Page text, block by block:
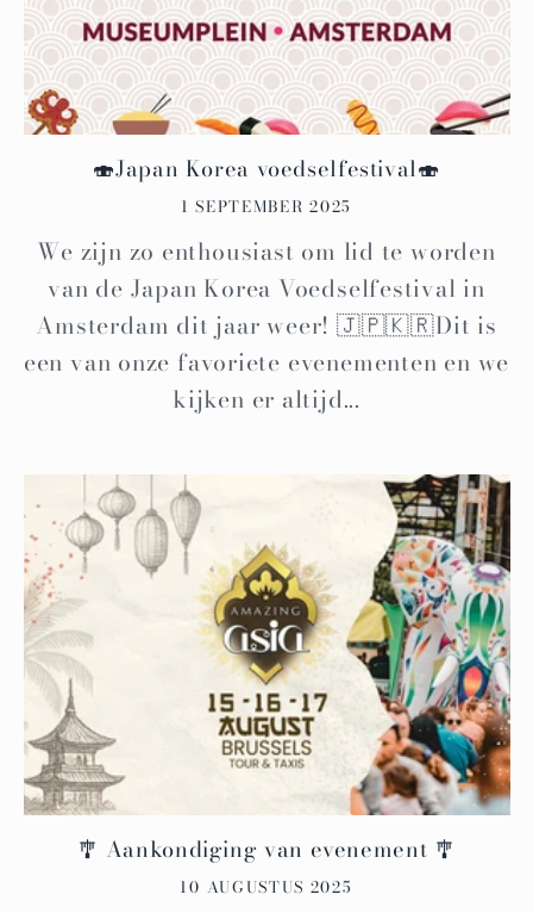
🍣Japan Korea voedselfestival🍣
1 SEPTEMBER 2025
We zijn zo enthousiast om lid te worden
van de Japan Korea Voedselfestival in
Amsterdam dit jaar weer! 🇯🇵🇰🇷Dit is
een van onze favoriete evenementen en we
kijken er altijd...
🎐 Aankondiging van evenement 🎐
10 AUGUSTUS 2025